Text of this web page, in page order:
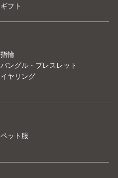
ギフト
指輪
バングル・ブレスレット
イヤリング
ペット服